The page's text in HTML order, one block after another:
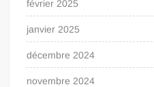
février 2025
janvier 2025
décembre 2024
novembre 2024